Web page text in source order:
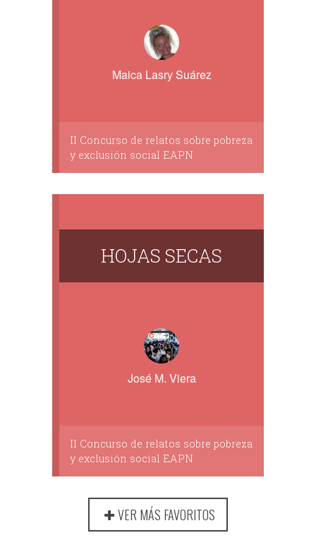
Maica Lasry Suárez
II Concurso de relatos sobre pobreza
y exclusión social EAPN
HOJAS SECAS
José M. Viera
II Concurso de relatos sobre pobreza
y exclusión social EAPN
VER MÁS FAVORITOS